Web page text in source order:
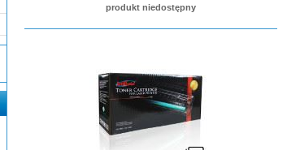
produkt niedostępny